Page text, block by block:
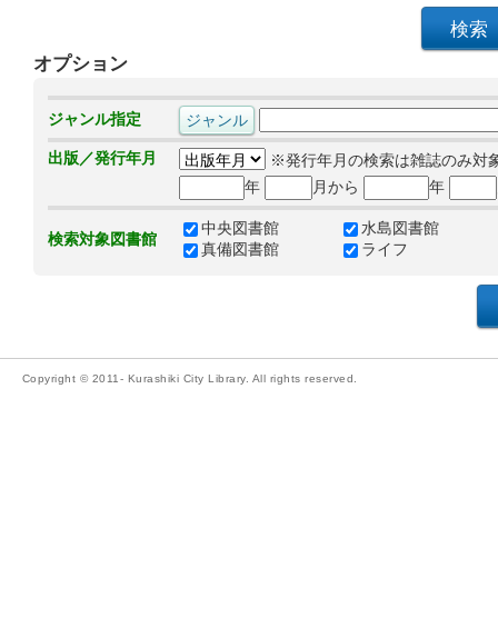
オプション
ジャンル指定
出版／発行年月
※発行年月の検索は雑誌のみ対
年
月から 年
検索対象図書館
中央図書館
水島図書館
真備図書館
ライフ
Copyright © 2011- Kurashiki City Library. All rights reserved.